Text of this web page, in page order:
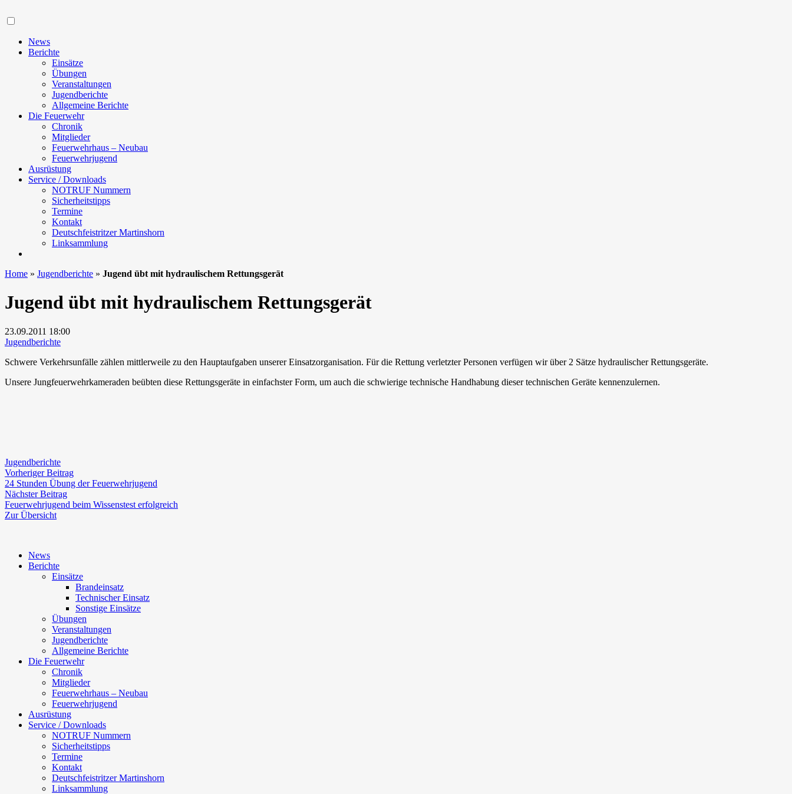
News
Berichte
Einsätze
Übungen
Veranstaltungen
Jugendberichte
Allgemeine Berichte
Die Feuerwehr
Chronik
Mitglieder
Feuerwehrhaus – Neubau
Feuerwehrjugend
Ausrüstung
Service / Downloads
NOTRUF Nummern
Sicherheitstipps
Termine
Kontakt
Deutschfeistritzer Martinshorn
Linksammlung
Home » Jugendberichte » Jugend übt mit hydraulischem Rettungsgerät
Jugend übt mit hydraulischem Rettungsgerät
23.09.2011 18:00
Jugendberichte
Schwere Verkehrsunfälle zählen mittlerweile zu den Hauptaufgaben unserer Einsatzorganisation. Für die Rettung verletzter Personen verfügen wir über 2 Sätze hydraulischer Rettungsgeräte.
Unsere Jungfeuerwehrkameraden beübten diese Rettungsgeräte in einfachster Form, um auch die schwierige technische Handhabung dieser technischen Geräte kennenzulernen.
Jugendberichte
Beitragsnavigation
Vorheriger BeitragVorheriger
Beitrag:
24 Stunden Übung der Feuerwehrjugend
Nächster BeitragNächster
Beitrag:
Feuerwehrjugend beim Wissenstest erfolgreich
Zur Übersicht
News
Berichte
Einsätze
Brandeinsatz
Technischer Einsatz
Sonstige Einsätze
Übungen
Veranstaltungen
Jugendberichte
Allgemeine Berichte
Die Feuerwehr
Chronik
Mitglieder
Feuerwehrhaus – Neubau
Feuerwehrjugend
Ausrüstung
Service / Downloads
NOTRUF Nummern
Sicherheitstipps
Termine
Kontakt
Deutschfeistritzer Martinshorn
Linksammlung